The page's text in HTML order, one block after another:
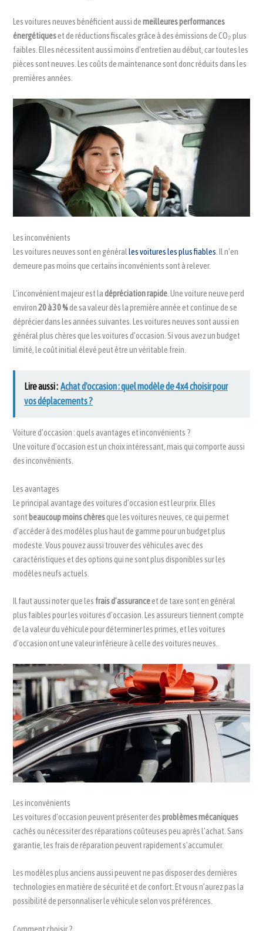
Les voitures neuves bénéficient aussi demeilleures performances
énergétiqueset de réductions fiscales grâce à des émissions de CO₂ plus
faibles. Elles nécessitent aussi moins d’entretien au début, car toutes les
pièces sont neuves. Les coûts de maintenance sont donc réduits dans les
premières années.
Les inconvénients
Les voitures neuves sont en généralles voitures les plus fiables . Il n’en
demeure pas moins que certains inconvénients sont à relever.
L’inconvénient majeur est ladépréciation rapide . Une voiture neuve perd
environ20 à 30 %de sa valeur dès la première année et continue de se
déprécier dans les années suivantes. Les voitures neuves sont aussi en
général plus chères que les voitures d’occasion. Si vous avez un budget
limité, le coût initial élevé peut être un véritable frein.
Lire aussi : Achat d'occasion : quel modèle de 4x4 choisir pour
vos déplacements ?
Voiture d’occasion : quels avantages et inconvénients ?
Une voiture d’occasion est un choix intéressant, mais qui comporte aussi
des inconvénients.
Les avantages
Le principal avantage des voitures d’occasion est leur prix. Elles
sontbeaucoup moins chèresque les voitures neuves, ce qui permet
d’accéder à des modèles plus haut de gamme pour un budget plus
modeste. Vous pouvez aussi trouver des véhicules avec des
caractéristiques et des options qui ne sont plus disponibles sur les
modèles neufs actuels.
Il faut aussi noter que les frais d’assuranceet de taxe sont en général
plus faibles pour les voitures d’occasion. Les assureurs tiennent compte
de la valeur du véhicule pour déterminer les primes, et les voitures
d’occasion ont une valeur inférieure à celle des voitures neuves.
Les inconvénients
Les voitures d’occasion peuvent présenter desproblèmes mécaniques
cachés ou nécessiter des réparations coûteuses peu après l’achat. Sans
garantie, les frais de réparation peuvent rapidement s’accumuler.
Les modèles plus anciens aussi peuvent ne pas disposer des dernières
technologies en matière de sécurité et de confort. Et vous n’aurez pas la
possibilité de personnaliser le véhicule selon vos préférences.
Comment choisir ?